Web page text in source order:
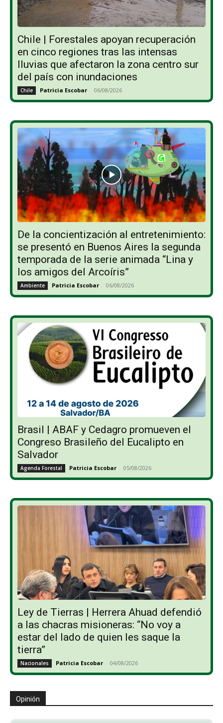
Chile | Forestales apoyan recuperación
en cinco regiones tras las intensas
lluvias que afectaron la zona centro sur
del país con inundaciones
Chile Patricia Escobar - 06/08/2026
De la concientización al entretenimiento:
se presentó en Buenos Aires la segunda
temporada de la serie animada “Lina y
los amigos del Arcoíris”
Ambiente Patricia Escobar - 06/08/2026
Brasil | ABAF y Cedagro promueven el
Congreso Brasileño del Eucalipto en
Salvador
Agenda Forestal Patricia Escobar - 05/08/2026
Ley de Tierras | Herrera Ahuad defendió
a las chacras misioneras: “No voy a
estar del lado de quien les saque la
tierra”
Nacionales Patricia Escobar - 04/08/2026
Opinión